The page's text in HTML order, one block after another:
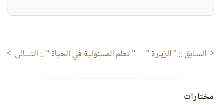
<-السـابق ::" الزيارة " " تعلم المسئولية في الحياة " :: التـــالى->
مختارات